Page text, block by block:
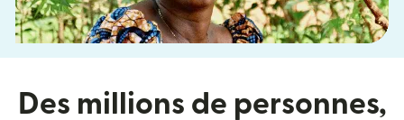
Des millions de personnes,